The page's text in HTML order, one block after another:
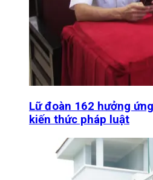
Lữ đoàn 162 hưởng
kiến thức pháp luật